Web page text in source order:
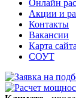
Онлайн
Акции и
Контакты
Вакансии
Карта сайта
СОУТ